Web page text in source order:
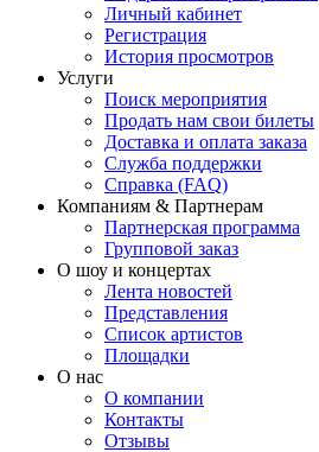
Личный кабинет
Регистрация
История просмотров
Услуги
Поиск мероприятия
Продать нам свои билеты
Доставка и оплата заказа
Служба поддержки
Справка (FAQ)
Компаниям & Партнерам
Партнерская программа
Групповой заказ
О шоу и концертах
Лента новостей
Представления
Список артистов
Площадки
О нас
О компании
Контакты
Отзывы